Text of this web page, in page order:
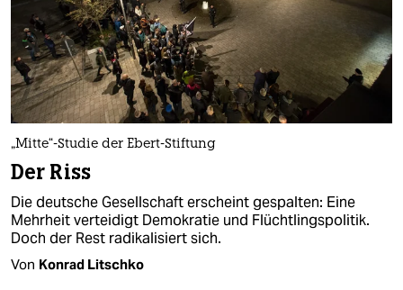
„Mitte“-Studie der Ebert-Stiftung
Der Riss
Die deutsche Gesellschaft erscheint gespalten: Eine
Mehrheit verteidigt Demokratie und Flüchtlingspolitik.
Doch der Rest radikalisiert sich.
Von Konrad Litschko